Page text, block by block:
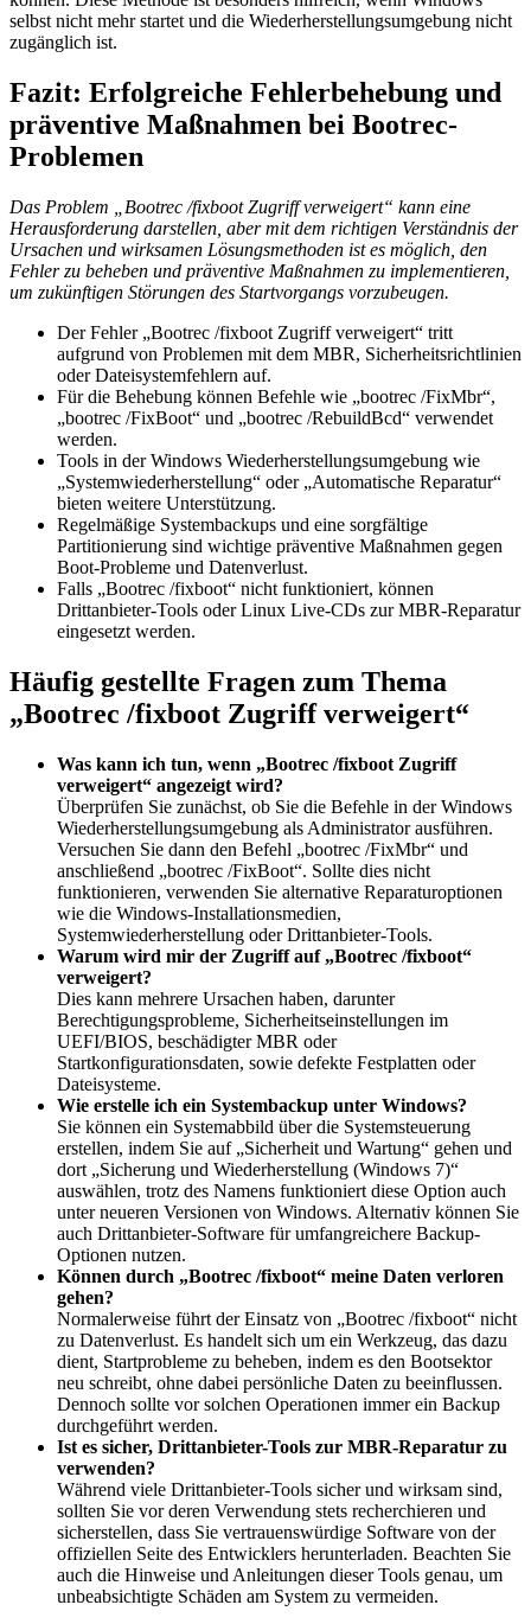
selbst nicht mehr startet und die Wiederherstellungsumgebung nicht
zugänglich ist.
Fazit: Erfolgreiche Fehlerbehebung und
präventive Maßnahmen bei Bootrec-
Problemen
Das Problem „Bootrec /fixboot Zugriff verweigert“ kann eine
Herausforderung darstellen, aber mit dem richtigen Verständnis der
Ursachen und wirksamen Lösungsmethoden ist es möglich, den
Fehler zu beheben und präventive Maßnahmen zu implementieren,
um zukünftigen Störungen des Startvorgangs vorzubeugen.
Der Fehler „Bootrec /fixboot Zugriff verweigert“ tritt
aufgrund von Problemen mit dem MBR, Sicherheitsrichtlinien
oder Dateisystemfehlern auf.
Für die Behebung können Befehle wie „bootrec /FixMbr“,
„bootrec /FixBoot“ und „bootrec /RebuildBcd“ verwendet
werden.
Tools in der Windows Wiederherstellungsumgebung wie
„Systemwiederherstellung“ oder „Automatische Reparatur“
bieten weitere Unterstützung.
Regelmäßige Systembackups und eine sorgfältige
Partitionierung sind wichtige präventive Maßnahmen gegen
Boot-Probleme und Datenverlust.
Falls „Bootrec /fixboot“ nicht funktioniert, können
Drittanbieter-Tools oder Linux Live-CDs zur MBR-Reparatur
eingesetzt werden.
Häufig gestellte Fragen zum Thema
„Bootrec /fixboot Zugriff verweigert“
Was kann ich tun, wenn „Bootrec /fixboot Zugriff
verweigert“ angezeigt wird?
Überprüfen Sie zunächst, ob Sie die Befehle in der Windows
Wiederherstellungsumgebung als Administrator ausführen.
Versuchen Sie dann den Befehl „bootrec /FixMbr“ und
anschließend „bootrec /FixBoot“. Sollte dies nicht
funktionieren, verwenden Sie alternative Reparaturoptionen
wie die Windows-Installationsmedien,
Systemwiederherstellung oder Drittanbieter-Tools.
Warum wird mir der Zugriff auf „Bootrec /fixboot“
verweigert?
Dies kann mehrere Ursachen haben, darunter
Berechtigungsprobleme, Sicherheitseinstellungen im
UEFI/BIOS, beschädigter MBR oder
Startkonfigurationsdaten, sowie defekte Festplatten oder
Dateisysteme.
Wie erstelle ich ein Systembackup unter Windows?
Sie können ein Systemabbild über die Systemsteuerung
erstellen, indem Sie auf „Sicherheit und Wartung“ gehen und
dort „Sicherung und Wiederherstellung (Windows 7)“
auswählen, trotz des Namens funktioniert diese Option auch
unter neueren Versionen von Windows. Alternativ können Sie
auch Drittanbieter-Software für umfangreichere Backup-
Optionen nutzen.
Können durch „Bootrec /fixboot“ meine Daten verloren
gehen?
Normalerweise führt der Einsatz von „Bootrec /fixboot“ nicht
zu Datenverlust. Es handelt sich um ein Werkzeug, das dazu
dient, Startprobleme zu beheben, indem es den Bootsektor
neu schreibt, ohne dabei persönliche Daten zu beeinflussen.
Dennoch sollte vor solchen Operationen immer ein Backup
durchgeführt werden.
Ist es sicher, Drittanbieter-Tools zur MBR-Reparatur zu
verwenden?
Während viele Drittanbieter-Tools sicher und wirksam sind,
sollten Sie vor deren Verwendung stets recherchieren und
sicherstellen, dass Sie vertrauenswürdige Software von der
offiziellen Seite des Entwicklers herunterladen. Beachten Sie
auch die Hinweise und Anleitungen dieser Tools genau, um
unbeabsichtigte Schäden am System zu vermeiden.